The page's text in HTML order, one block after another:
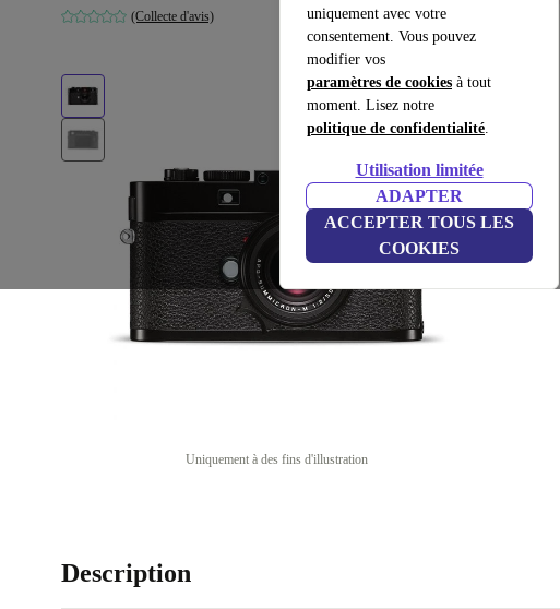
uniquement avec votre
consentement. Vous pouvez
modifier vos
paramètres de cookies à tout
moment. Lisez notre
politique de confidentialité.
Utilisation limitée
ADAPTER
ACCEPTER TOUS LES
COOKIES
(Collecte d'avis)
Uniquement à des fins d'illustration
Description